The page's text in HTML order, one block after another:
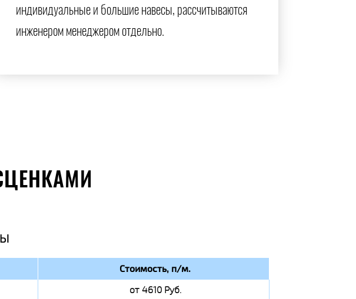
индивидуальные и большие навесы, рассчитываются
инженером менеджером отдельно.
Стоимость, п/м.
от 4610 Руб.